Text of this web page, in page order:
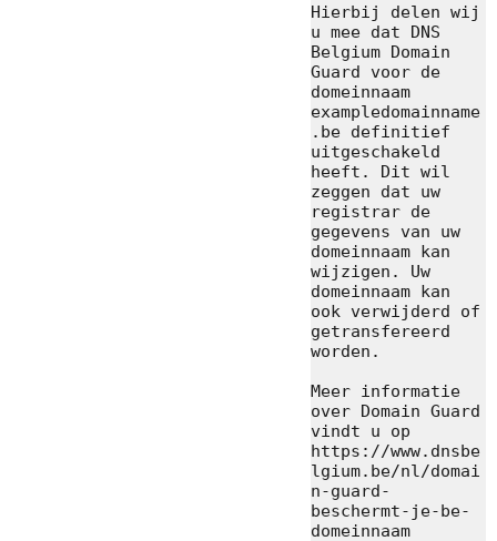
Hierbij delen wij
u mee dat DNS
Belgium Domain
Guard voor de
domeinnaam
exampledomainname
.be definitief
uitgeschakeld
heeft. Dit wil
zeggen dat uw
registrar de
gegevens van uw
domeinnaam kan
wijzigen. Uw
domeinnaam kan
ook verwijderd of
getransfereerd
worden.
Meer informatie
over Domain Guard
vindt u op
https://www.dnsbe
lgium.be/nl/domai
n-guard-
beschermt-je-be-
domeinnaam